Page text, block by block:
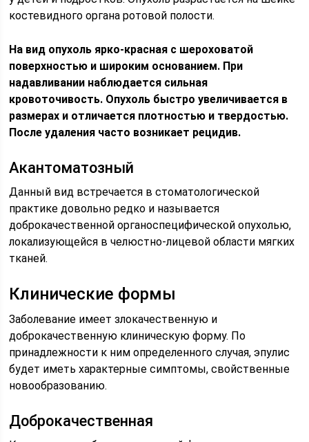
костевидного органа ротовой полости.
На вид опухоль ярко-красная с шероховатой
поверхностью и широким основанием. При
надавливании наблюдается сильная
кровоточивость. Опухоль быстро увеличивается в
размерах и отличается плотностью и твердостью.
После удаления часто возникает рецидив.
Акантоматозный
Данный вид встречается в стоматологической
практике довольно редко и называется
доброкачественной органоспецифической опухолью,
локализующейся в челюстно-лицевой области мягких
тканей.
Клинические формы
Заболевание имеет злокачественную и
доброкачественную клиническую форму. По
принадлежности к ним определенного случая, эпулис
будет иметь характерные симптомы, свойственные
новообразованию.
Доброкачественная